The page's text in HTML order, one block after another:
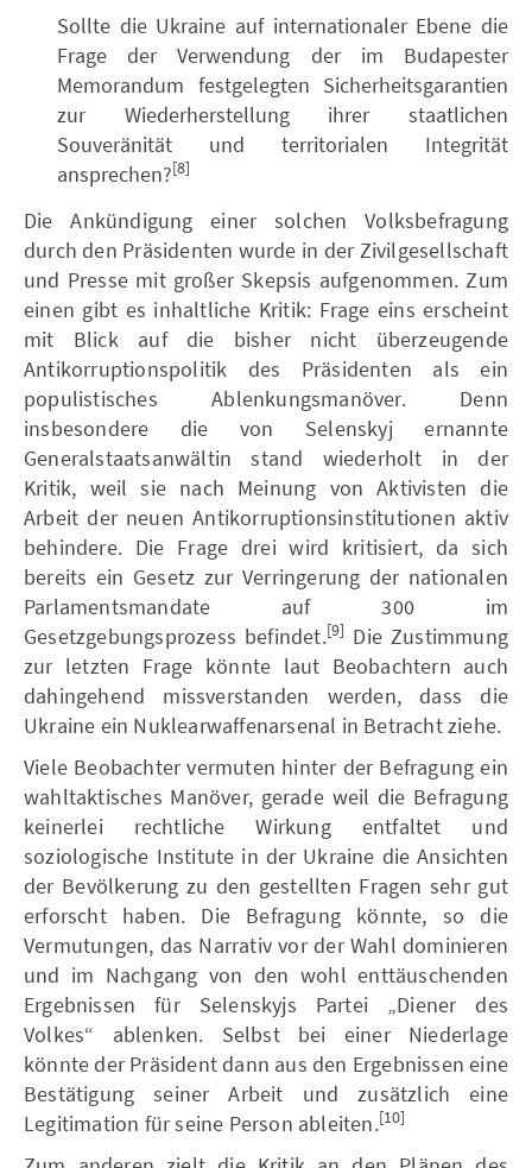
Sollte die Ukraine auf internationaler Ebene die
Frage der Verwendung der im Budapester
Memorandum festgelegten Sicherheitsgarantien
zur Wiederherstellung ihrer staatlichen
Souveränität und territorialen Integrität
ansprechen?[8]
Die Ankündigung einer solchen Volksbefragung
durch den Präsidenten wurde in der Zivilgesellschaft
und Presse mit großer Skepsis aufgenommen. Zum
einen gibt es inhaltliche Kritik: Frage eins erscheint
mit Blick auf die bisher nicht überzeugende
Antikorruptionspolitik des Präsidenten als ein
populistisches Ablenkungsmanöver. Denn
insbesondere die von Selenskyj ernannte
Generalstaatsanwältin stand wiederholt in der
Kritik, weil sie nach Meinung von Aktivisten die
Arbeit der neuen Antikorruptionsinstitutionen aktiv
behindere. Die Frage drei wird kritisiert, da sich
bereits ein Gesetz zur Verringerung der nationalen
Parlamentsmandate auf 300 im
Gesetzgebungsprozess befindet.[9] Die Zustimmung
zur letzten Frage könnte laut Beobachtern auch
dahingehend missverstanden werden, dass die
Ukraine ein Nuklearwaffenarsenal in Betracht ziehe.
Viele Beobachter vermuten hinter der Befragung ein
wahltaktisches Manöver, gerade weil die Befragung
keinerlei rechtliche Wirkung entfaltet und
soziologische Institute in der Ukraine die Ansichten
der Bevölkerung zu den gestellten Fragen sehr gut
erforscht haben. Die Befragung könnte, so die
Vermutungen, das Narrativ vor der Wahl dominieren
und im Nachgang von den wohl enttäuschenden
Ergebnissen für Selenskyjs Partei „Diener des
Volkes“ ablenken. Selbst bei einer Niederlage
könnte der Präsident dann aus den Ergebnissen eine
Bestätigung seiner Arbeit und zusätzlich eine
Legitimation für seine Person ableiten.[10]